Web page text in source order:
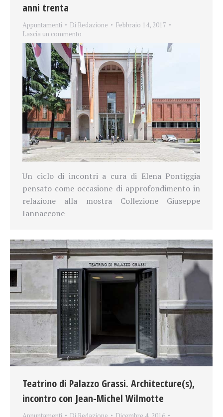
anni trenta
Appuntamenti Di Redazione
Febbraio 14, 2017
Lascia un commento
Un ciclo di incontri a cura di Elena Pontiggia
pensato come occasione di approfondimento in
relazione alla mostra Collezione Giuseppe
Iannaccone
Teatrino di Palazzo Grassi. Architecture(s),
incontro con Jean-Michel Wilmotte